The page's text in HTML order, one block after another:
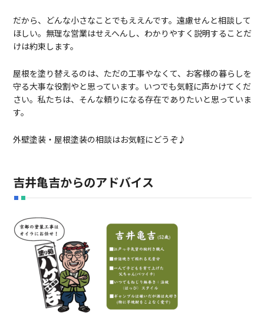
だから、どんな小さなことでもええんです。遠慮せんと相談して
ほしい。無理な営業はせえへんし、わかりやすく説明することだ
けは約束します。
屋根を塗り替えるのは、ただの工事やなくて、お客様の暮らしを
守る大事な役割やと思っています。いつでも気軽に声かけてくだ
さい。私たちは、そんな頼りになる存在でありたいと思っていま
す。
外壁塗装・屋根塗装の相談はお気軽にどうぞ♪
吉井亀吉からのアドバイス